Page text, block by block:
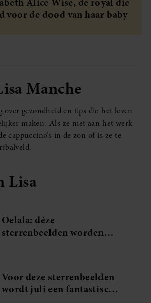
voor de dood van haar baby
Manche
over gezondheid en tips die het leven
maken. Als ze niet aan het werk
cappuccino’s in de zon of is ze te
Lisa
Oelala: déze
sterrenbeelden worden
Voor deze sterrenbeelden
wordt juli een fantastische